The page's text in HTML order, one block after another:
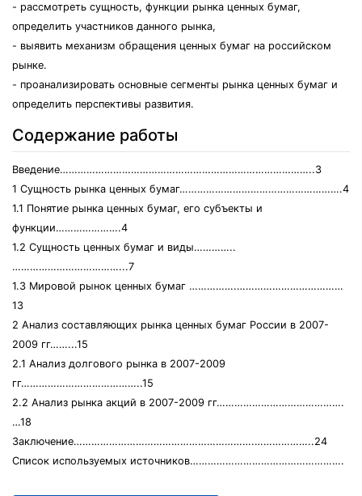
- рассмотреть сущность, функции рынка ценных бумаг,
определить участников данного рынка,
- выявить механизм обращения ценных бумаг на российском
рынке.
- проанализировать основные сегменты рынка ценных бумаг и
определить перспективы развития.
Содержание работы
Введение…………………………………………………………………………..3
1 Сущность рынка ценных бумаг……………………………………………….4
1.1 Понятие рынка ценных бумаг, его субъекты и
функции………………….4
1.2 Сущность ценных бумаг и виды…………..
………………………………...7
1.3 Мировой рынок ценных бумаг …………….………………………………
13
2 Анализ составляющих рынка ценных бумаг России в 2007-
2009 гг……...15
2.1 Анализ долгового рынка в 2007-2009
гг…………………………………..15
2.2 Анализ рынка акций в 2007-2009 гг…………………………………….
…18
Заключение…………………………………………………….………………..24
Список используемых источников…………………………………………….